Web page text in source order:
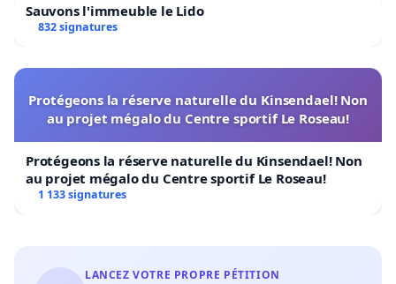
Sauvons l'immeuble le Lido
832 signatures
Protégeons la réserve naturelle du Kinsendael! Non
au projet mégalo du Centre sportif Le Roseau!
Protégeons la réserve naturelle du Kinsendael! Non
au projet mégalo du Centre sportif Le Roseau!
1 133 signatures
LANCEZ VOTRE PROPRE PÉTITION